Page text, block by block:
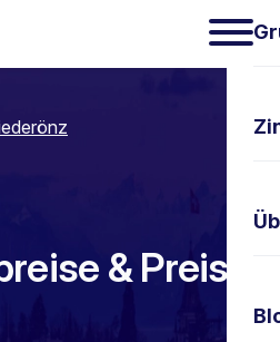
& Preis